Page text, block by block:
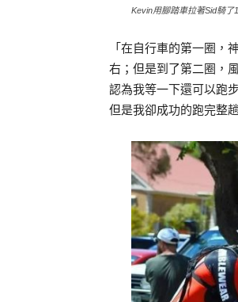
Kevin用腳踏車拉著Sid騎了
「在自行車的第一圈，
右；但是到了第二圈，
認為我等一下還可以跑
但是我卻成功的跑完整